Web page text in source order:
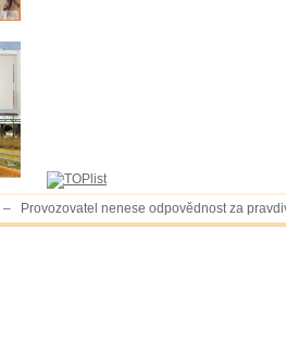
– Provozovatel nenese odpovědnost za